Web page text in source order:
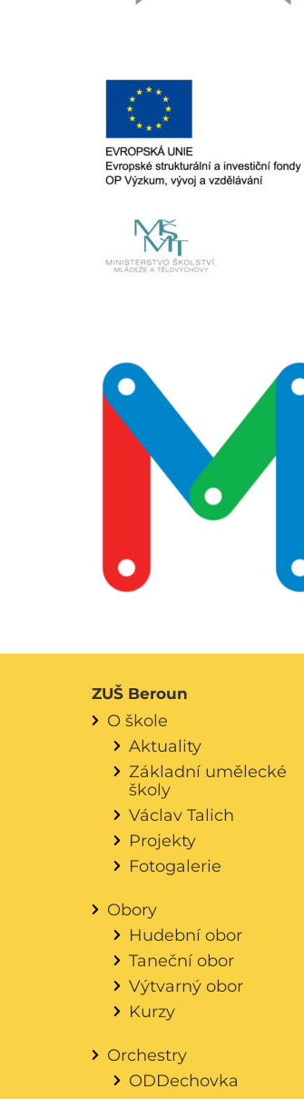
ZUŠ Beroun
O škole
Aktuality
Základní umělecké
školy
Václav Talich
Projekty
Fotogalerie
Obory
Hudební obor
Taneční obor
Výtvarný obor
Kurzy
Orchestry
ODDechovka